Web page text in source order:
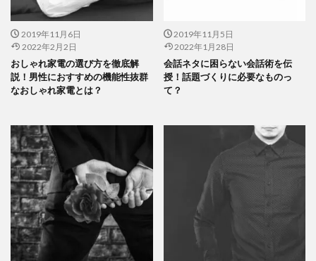
2019年11月6日
2022年2月2日
おしゃれ家電の選び方を徹底解
説！男性におすすめの機能性抜群
なおしゃれ家電とは？
2019年11月5日
2022年1月28日
会話ネタに困らない会話術を伝
授！話題づくりに必要なものっ
て？